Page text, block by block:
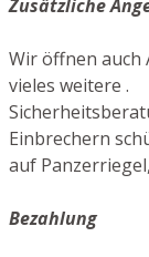
Zusätzliche
Wir öffnen
vieles weitere .
Einbrechern
auf
Bezahlung